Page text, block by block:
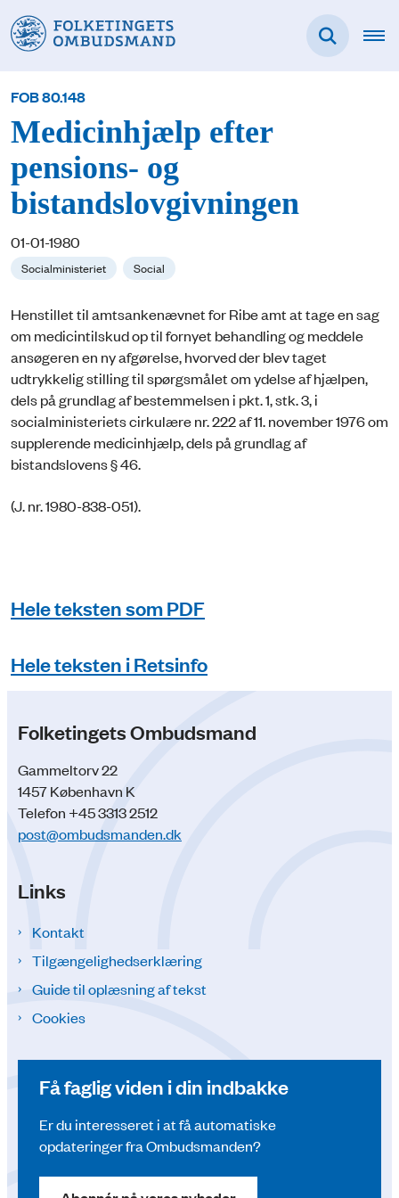
FOB 80.148
Medicinhjælp efter
pensions- og
bistandslovgivningen
01-01-1980
Socialministeriet Social
Henstillet til amtsankenævnet for Ribe amt at tage en sag
om medicintilskud op til fornyet behandling og meddele
ansøgeren en ny afgørelse, hvorved der blev taget
udtrykkelig stilling til spørgsmålet om ydelse af hjælpen,
dels på grundlag af bestemmelsen i pkt. 1, stk. 3, i
socialministeriets cirkulære nr. 222 af 11. november 1976 om
supplerende medicinhjælp, dels på grundlag af
bistandslovens § 46.
(J. nr. 1980-838-051).
Hele teksten som PDF
Hele teksten i Retsinfo
Folketingets Ombudsmand
Gammeltorv 22
1457 København K
Telefon +45 3313 2512
post@ombudsmanden.dk
Links
Kontakt
Tilgængelighedserklæring
Guide til oplæsning af tekst
Cookies
Få faglig viden i din indbakke
Er du interesseret i at få automatiske
opdateringer fra Ombudsmanden?